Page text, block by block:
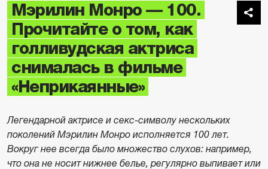
Мэрилин Монро — 100.
Прочитайте о том, как
голливудская актриса
снималась в фильме
«Неприкаянные»
Легендарной актрисе и секс-символу нескольких
поколений Мэрилин Монро исполняется 100 лет.
Вокруг нее всегда было множество слухов: например,
что она не носит нижнее белье, регулярно выпивает или